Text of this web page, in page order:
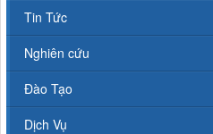
Tin Tức
Nghiên cứu
Đào Tạo
Dịch Vụ